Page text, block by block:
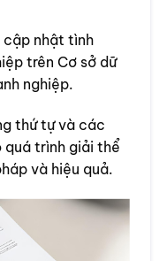
cập nhật tình
trên Cơ sở dữ
nghiệp.
thứ tự và các
quá trình giải thể
và hiệu quả.